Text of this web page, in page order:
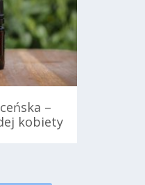
–
kobiety